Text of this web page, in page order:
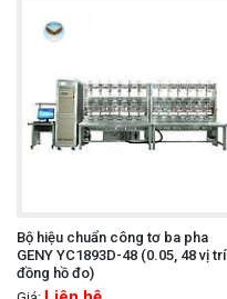
Bộ hiệu chuẩn công tơ ba pha
GENY YC1893D-48 (0.05, 48 vị trí
đồng hồ đo)